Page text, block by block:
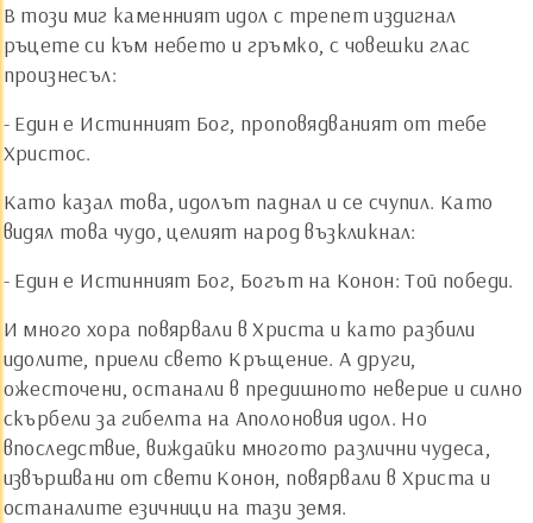
В този миг каменният идол с трепет издигнал
ръцете си към небето и гръмко, с човешки глас
произнесъл:
- Един е Истинният Бог, проповядваният от тебе
Христос.
Като казал това, идолът паднал и се счупил. Като
видял това чудо, целият народ възкликнал:
- Един е Истинният Бог, Богът на Конон: Той победи.
И много хора повярвали в Христа и като разбили
идолите, приели свето Кръщение. А други,
ожесточени, останали в предишното неверие и силно
скърбели за гибелта на Аполоновия идол. Но
впоследствие, виждайки многото различни чудеса,
извършвани от свети Конон, повярвали в Христа и
останалите езичници на тази земя.